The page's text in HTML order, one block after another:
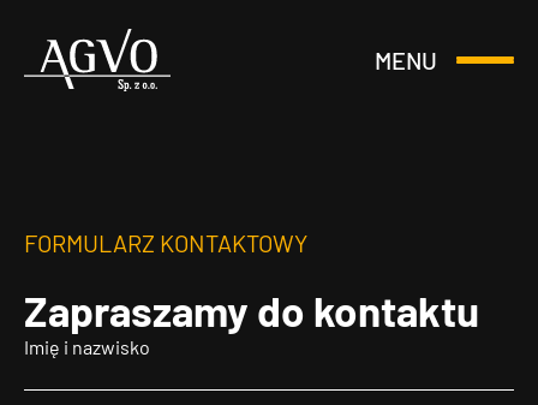
Header
MENU
Otwórz
FORMULARZ KONTAKTOWY
Zapraszamy do kontaktu